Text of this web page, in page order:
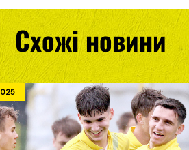
Схожі новини